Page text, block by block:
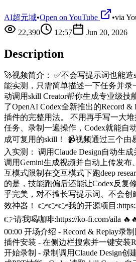
AI超元域•Open on YouTube •via
22,390
12:57 Jun 20, 2026
Description
🚀视频简介： ✅不会写提示词也能造
能实测，只需简单描述一下任务并录
动调用skill Creator帮你生成专业级技
了OpenAI Codex全新推出的Record &
插件的完整用法。 不用再手写一大
任务、录制一遍操作，Codex就能自
成可复用的skill！ 📹视频通过三个由
入实测： 调用Claude Design自动生成
调用Gemini生成视频并自动上传发布
互模式限制在交互模式下跑deep
的是，技能跑偏后还能让Codex反复
乎完美，对不擅长写提示词、不会创
效神器！ 👉👉👉我的开源项目
👉请我喝咖啡:https://ko-fi.com/aila
00:00 开场介绍 - Record & Replay录
插件安装 - 在侧边栏搜索并一键安装
开始录制 - 录制调用Claude Design创